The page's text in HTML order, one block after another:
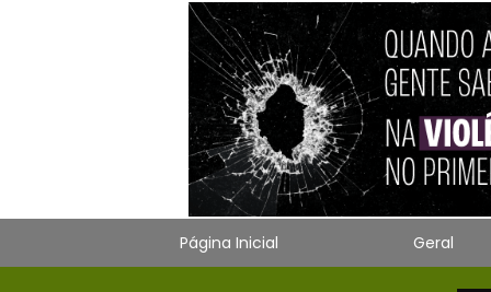
Página Inicial Geral